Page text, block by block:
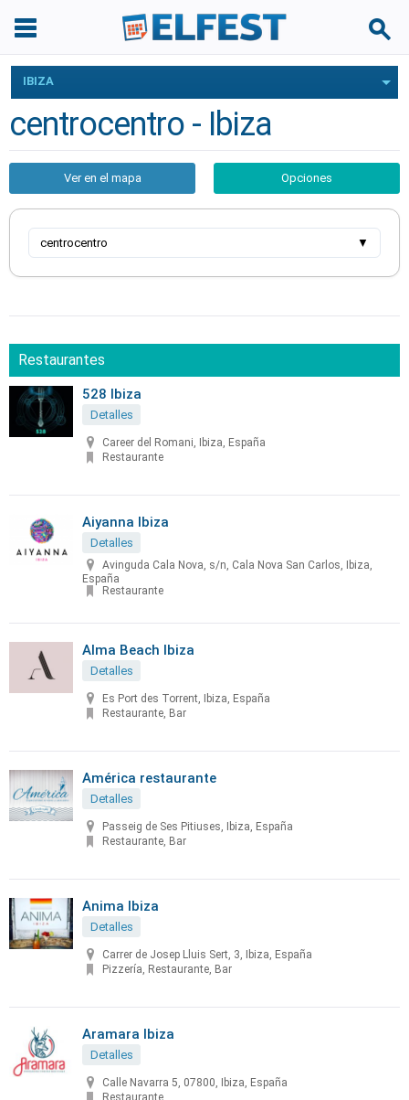
IBIZA
centrocentro - Ibiza
Ver en el mapa Opciones
centrocentro ▼
Restaurantes
528 Ibiza
Detalles
Career del Romani, Ibiza, España
Restaurante
Aiyanna Ibiza
Detalles
Avinguda Cala Nova, s/n, Cala Nova San Carlos, Ibiza,
España
Restaurante
Alma Beach Ibiza
Detalles
Es Port des Torrent, Ibiza, España
Restaurante, Bar
América restaurante
Detalles
Passeig de Ses Pitiuses, Ibiza, España
Restaurante, Bar
Anima Ibiza
Detalles
Carrer de Josep Lluis Sert, 3, Ibiza, España
Pizzería, Restaurante, Bar
Aramara Ibiza
Detalles
Calle Navarra 5, 07800, Ibiza, España
Restaurante